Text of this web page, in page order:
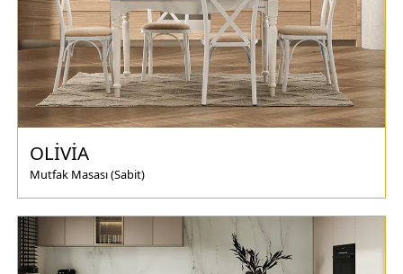
OLİVİA
Mutfak Masası (Sabit)